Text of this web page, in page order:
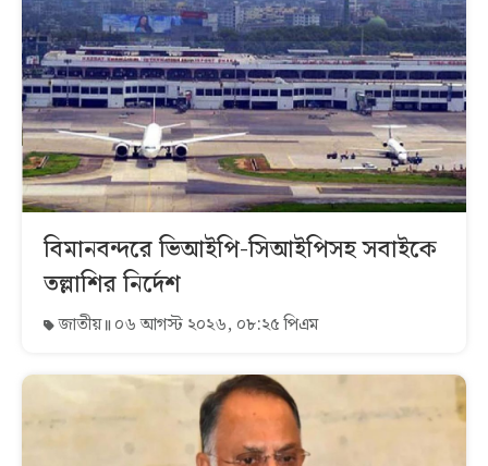
বিমানবন্দরে ভিআইপি-সিআইপিসহ সবাইকে
তল্লাশির নির্দেশ
জাতীয় ০৬ আগস্ট ২০২৬, ০৮:২৫ পিএম